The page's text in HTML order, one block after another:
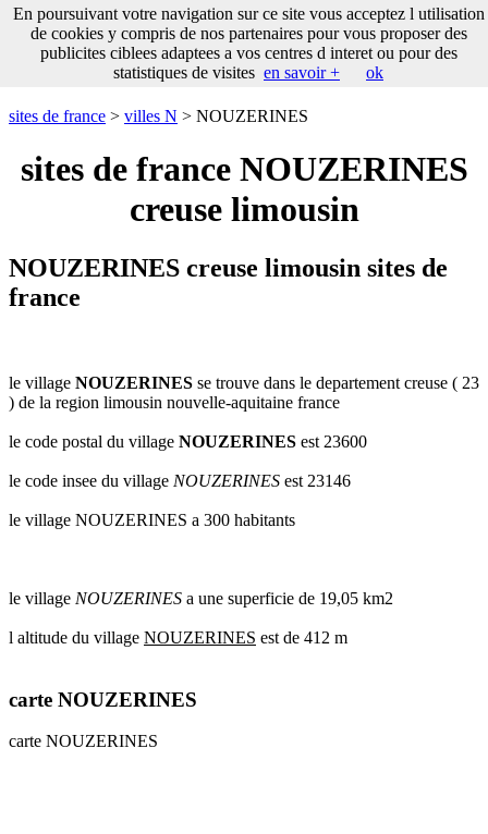
sites
france
par
I J K L M
N
T
U
___
___
___ sites de france
sites de france > villes N > NOUZERINES
sites de france NOUZERINES
creuse limousin
NOUZERINES creuse limousin sites de
france
le village NOUZERINES se trouve dans le departement creuse ( 23
) de la region limousin nouvelle-aquitaine france
le code postal du village NOUZERINES est 23600
le code insee du village NOUZERINES est 23146
le village NOUZERINES a 300 habitants
le village NOUZERINES a une superficie de 19,05 km2
l altitude du village NOUZERINES est de 412 m
carte NOUZERINES
carte NOUZERINES
En poursuivant votre navigation sur ce site vous acceptez l utilisation
de cookies y compris de nos partenaires pour vous proposer des
publicites ciblees adaptees a vos centres d interet ou pour des
statistiques de visites en savoir + ok